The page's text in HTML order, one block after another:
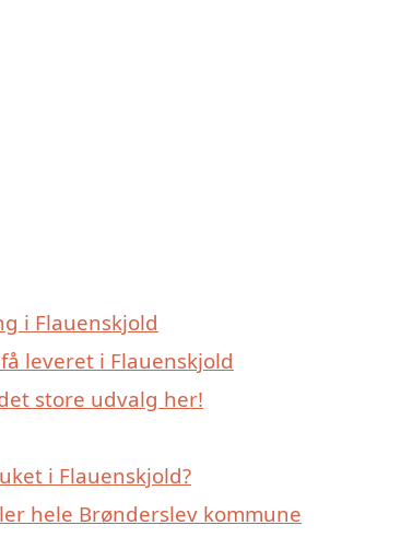
i Flauenskjold
leveret i Flauenskjold
store udvalg her!
i Flauenskjold?
hele Brønderslev kommune